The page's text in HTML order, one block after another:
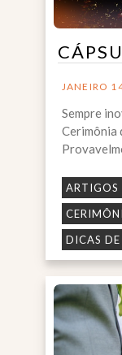
JANEIRO
Sempre
Cerimônia
ARTIGOS
DICAS